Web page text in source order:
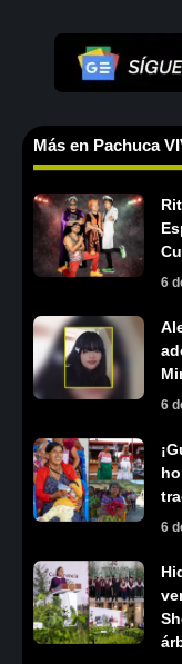
Más en Pachuca
6
6
6